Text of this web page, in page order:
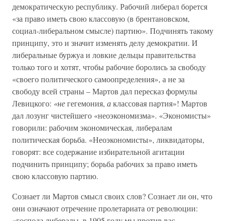
демократическую республику. Рабочий либерал борется
«за право иметь свою классовую (в брентановском,
социал-либеральном смысле) партию». Подчинять такому
принципу, это и значит изменять делу демократии. И
либеральные буржуа и ловкие дельцы правительства
только того и хотят, чтобы рабочие боролись за свободу
«своего политического самоопределения», а не за
свободу всей страны – Мартов дал пересказ формулы
Левицкого: «негегемония, аклассовая партия»! Мартов
дал лозунг чистейшего «неоэкономизма». «Экономисты»
говорили: рабочим экономическая, либералам
политическая борьба. «Неоэкономисты», ликвидаторы,
говорят: все содержание избирательной агитации
подчинить принципу; борьба рабочих за право иметь
свою классовую партию.
Сознает ли Мартов смысл своих слов? Сознает ли он, что
они означают отречение пролетариата от революции: